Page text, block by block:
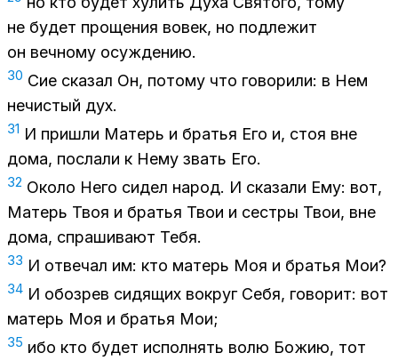
не бу­дет про­ще­ния во­век, но под­ле­жит
он веч­но­му осуж­де­нию.
30 Сие ска­зал Он, по­то­му что го­во­ри­ли: в Нем
нечи­стый дух.
31 И при­шли Ма­терь и бра­тья Его и, стоя вне
дома, по­сла­ли к Нему звать Его.
32 Око­ло Него си­дел на­род. И ска­за­ли Ему: вот,
Ма­терь Твоя и бра­тья Твои и сест­ры Твои, вне
дома, спра­ши­ва­ют Тебя.
33 И от­ве­чал им: кто ма­терь Моя и бра­тья Мои?
34 И обо­зрев си­дя­щих во­круг Себя, го­во­рит: вот
ма­терь Моя и бра­тья Мои;
35 ибо кто бу­дет ис­пол­нять волю Бо­жию, тот